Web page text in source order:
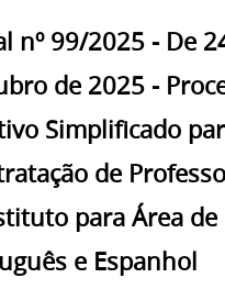
nº 99/2025 - De
de 2025 -
Simplificado
de
para Área de
e Espanhol